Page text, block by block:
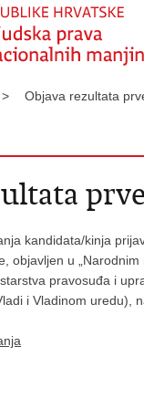
Objava rezultata
kandidata/kinja
objavljen u
pravosuđa i
i Vladinom uredu),